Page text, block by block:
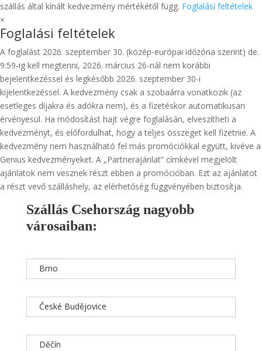
szállás által kínált kedvezmény mértékétől függ. Foglalási feltételek
×
Foglalási feltételek
A foglalást 2026. szeptember 30. (közép-európai időzóna szerint) de.
9:59-ig kell megtenni, 2026. március 26-nál nem korábbi
bejelentkezéssel és legkésőbb 2026. szeptember 30-i
kijelentkezéssel. A kedvezmény csak a szobaárra vonatkozik (az
esetleges díjakra és adókra nem), és a fizetéskor automatikusan
érvényesül. Ha módosítást hajt végre foglalásán, elveszítheti a
kedvezményt, és előfordulhat, hogy a teljes összeget kell fizetnie. A
kedvezmény nem használható fel más promóciókkal együtt, kivéve a
Genius kedvezményeket. A „Partnerajánlat” címkével megjelölt
ajánlatok nem vesznek részt ebben a promócióban. Ezt az ajánlatot
a részt vevő szálláshely, az elérhetőség függvényében biztosítja.
Szállás Csehország nagyobb
városaiban:
Brno
České Budějovice
Děčín